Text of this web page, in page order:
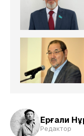
Ерғали
Редактор